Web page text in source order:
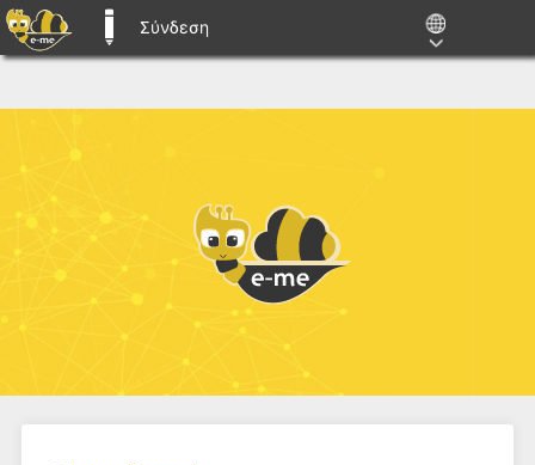
E-ME BLOGS
Σύνδεση